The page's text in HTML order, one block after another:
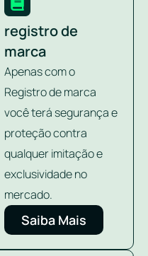
registro de
marca
Apenas com o
Registro de marca
você terá segurança e
proteção contra
qualquer imitação e
exclusividade no
mercado.
Saiba Mais